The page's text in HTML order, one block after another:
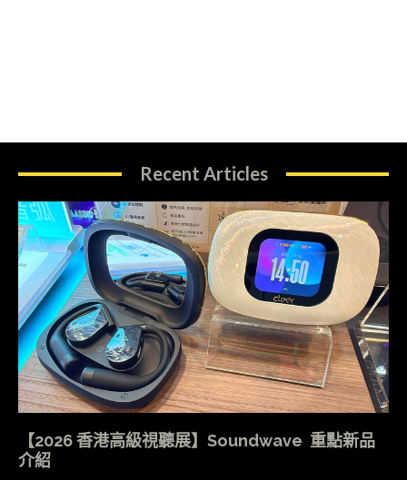
Recent Articles
【2026 香港高級視聽展】Soundwave 重點新品
介紹